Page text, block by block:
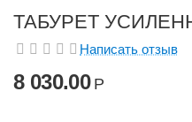
ТАБУРЕТ
Написать отзыв
8 030.00 Р